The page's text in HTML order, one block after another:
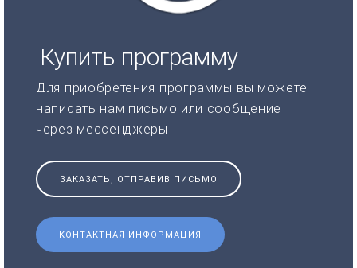
Купить программу
Для приобретения программы вы можете
написать нам письмо или сообщение
через мессенджеры
ЗАКАЗАТЬ, ОТПРАВИВ ПИСЬМО
КОНТАКТНАЯ ИНФОРМАЦИЯ